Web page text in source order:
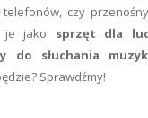
czy
je jako sprzęt dla
do słuchania
Sprawdźmy!